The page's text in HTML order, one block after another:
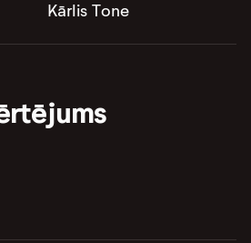
Kārlis Tone